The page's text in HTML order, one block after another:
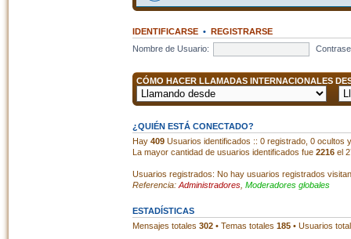
IDENTIFICARSE• REGISTRARSE
Nombre de Usuario:
CÓMO HACER LLAMADAS INTERNACIONALES
¿QUIÉN ESTÁ CONECTADO?
Hay 409Usuarios identificados :: 0 registrado, 0 ocultos
La mayor cantidad de usuarios identificados fue 2216el
Usuarios registrados: No hay usuarios registrados
Referencia: Administradores, Moderadores globales
ESTADÍSTICAS
Mensajes totales 302• Temas totales 185• Usuarios